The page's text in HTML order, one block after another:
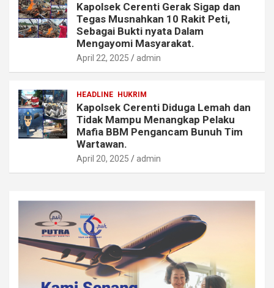
Kapolsek Cerenti Gerak Sigap dan
Tegas Musnahkan 10 Rakit Peti,
Sebagai Bukti nyata Dalam
Mengayomi Masyarakat.
April 22, 2025 admin
HEADLINE HUKRIM
Kapolsek Cerenti Diduga Lemah dan
Tidak Mampu Menangkap Pelaku
Mafia BBM Pengancam Bunuh Tim
Wartawan.
April 20, 2025 admin